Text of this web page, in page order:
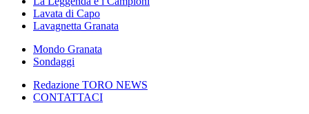
Lavata di Capo
Lavagnetta Granata
Mondo Granata
Sondaggi
Redazione TORO NEWS
CONTATTACI